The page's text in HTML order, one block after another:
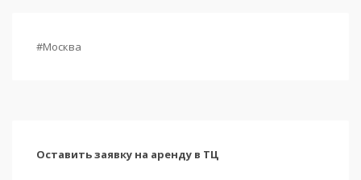
#Москва
Оставить заявку на аренду в ТЦ